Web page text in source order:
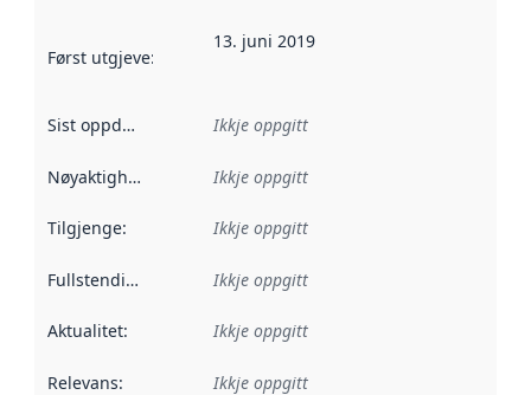
Først utgjeve: Denne datoen seier når dataa i dette
13. juni 2019
Sist oppdatert Ikkje oppgitt
Nøyaktigheit Ikkje oppgitt
Tilgjenge: Ikkje oppgitt
Fullstendigheit Ikkje oppgitt
Aktualitet: Ikkje oppgitt
Relevans: Ikkje oppgitt